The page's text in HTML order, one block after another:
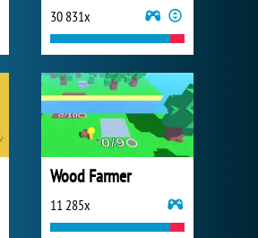
30 831x
Wood Farmer
11 285x